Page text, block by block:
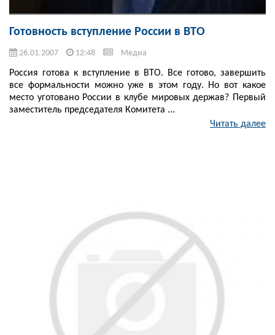
Готовность вступление России в ВТО
26.01.2007 12:48 Медиа
Россия готова к вступление в ВТО. Все готово, завершить
все формальности можно уже в этом году. Но вот какое
место уготовано России в клубе мировых держав? Первый
заместитель председателя Комитета ...
Читать далее